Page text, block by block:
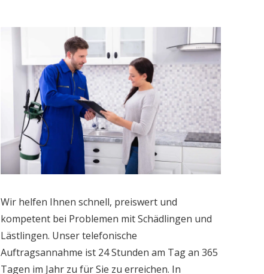
Wir helfen Ihnen schnell, preiswert und
kompetent bei Problemen mit Schädlingen und
Lästlingen. Unser telefonische
Auftragsannahme ist 24 Stunden am Tag an 365
Tagen im Jahr zu für Sie zu erreichen. In